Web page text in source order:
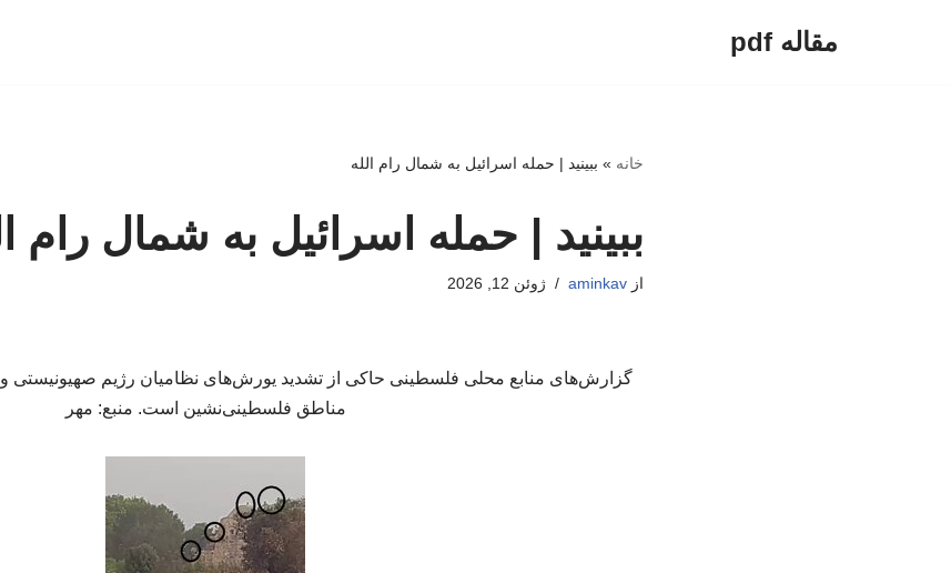
مقاله pdf
خانه » ببینید | حمله اسرائیل به شمال رام الله
ببینید | حمله اسرائیل به شمال رام
ازaminkav ژوئن 12, 2026
گزارش‌های منابع محلی فلسطینی حاکی از تشدید یورش‌های نظامیان رژیم
مناطق فلسطینی‌نشین است. منبع: مهر